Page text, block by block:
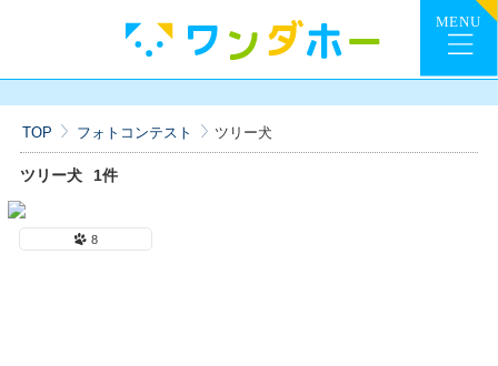
TOP フォトコンテスト ツリー犬
ツリー犬 1件
8